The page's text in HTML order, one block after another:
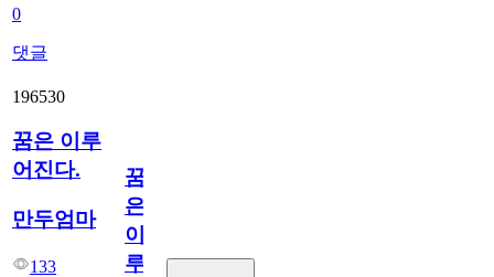
0
댓글
196530
꿈은 이루
어진다.
만두엄마
133
꿈
은
이
루